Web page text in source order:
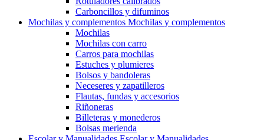
Carboncillos y difuminos
Mochilas y complementos Mochilas y complementos
Mochilas
Mochilas con carro
Carros para mochilas
Estuches y plumieres
Bolsos y bandoleras
Neceseres y zapatilleros
Flautas, fundas y accesorios
Riñoneras
Billeteras y monederos
Bolsas merienda